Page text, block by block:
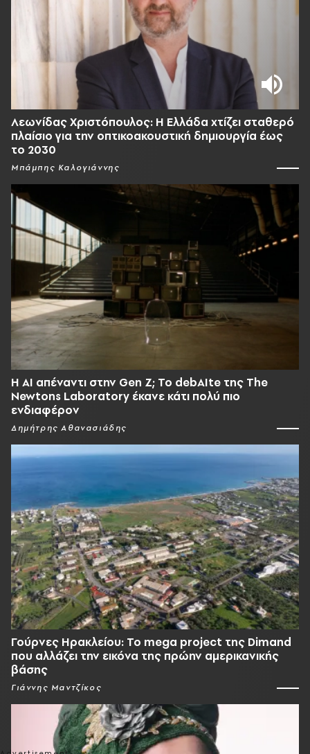
Λεωνίδας Χριστόπουλος: Η Ελλάδα χτίζει σταθερό
πλαίσιο για την οπτικοακουστική δημιουργία έως
το 2030
Μπάμπης Καλογιάννης
Η AI απέναντι στην Gen Z; Το debAIte της The
Newtons Laboratory έκανε κάτι πολύ πιο
ενδιαφέρον
Δημήτρης Αθανασιάδης
Γούρνες Ηρακλείου: To mega project της Dimand
που αλλάζει την εικόνα της πρώην αμερικανικής
βάσης
Γιάννης Μαντζίκος